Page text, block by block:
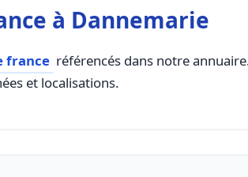
à Dannemarie
france référencés dans notre
et localisations.